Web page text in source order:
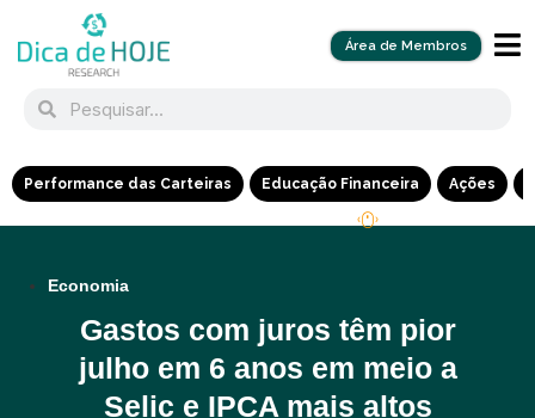
Área de Membros
Performance das Carteiras Educação Financeira Ações
Economia
Gastos com juros têm pior
julho em 6 anos em meio a
Selic e IPCA mais altos